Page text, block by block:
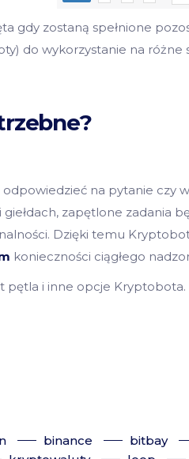
gdy zostaną spełnione
do wykorzystanie na różne
na pytanie czy
zapętlone zadania
Dzięki temu
konieczności ciągłego
pętla i inne opcje Kryptobota.
binance
bitbay